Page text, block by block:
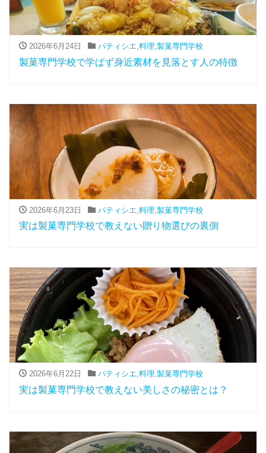
2026年6月24日 パティシエ,料理,製菓専門学校
製菓専門学校で学ばず身近素材を見落とす人の特徴
2026年6月23日 パティシエ 料理 製菓専門学校
実は製菓専門学校で教えない贈り物選びの裏側
2026年6月22日 パティシエ,料理,製菓専門学校
実は製菓専門学校で教えない美しさの秘密とは？